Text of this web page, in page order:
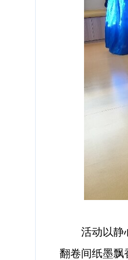
活动以静心
翻卷间纸墨飘